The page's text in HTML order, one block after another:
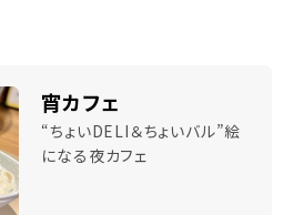
宵カフェ
“ちょいDELI＆ちょいバル”絵
になる夜カフェ